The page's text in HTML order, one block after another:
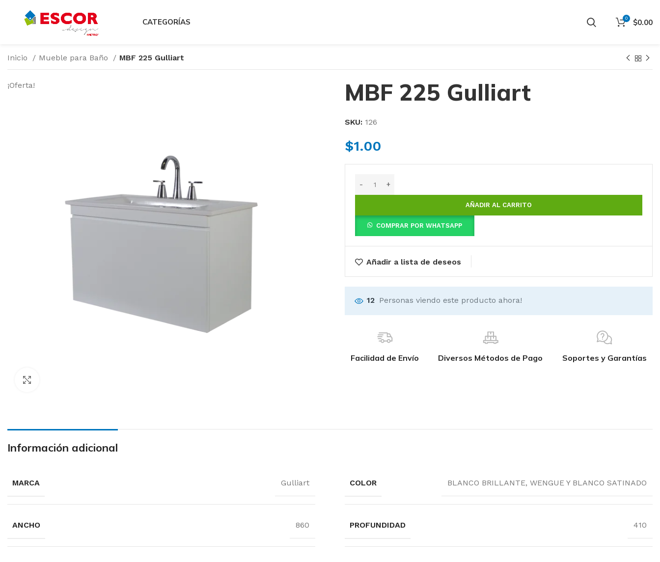
CATEGORÍAS 0 $0.00
Inicio Mueble para Baño MBF 225 Gulliart
¡Oferta! MBF 225 Gulliart
SKU: 126
$1.00
AÑADIR AL CARRITO
COMPRAR POR WHATSAPP
Añadir a lista de deseos
12 Personas viendo este producto ahora!
Facilidad de Envío Diversos Métodos de Pago Soportes y Garantías
Información adicional
MARCA Gulliart COLOR BLANCO BRILLANTE, WENGUE Y BLANCO SATINADO
ANCHO 860 PROFUNDIDAD 410